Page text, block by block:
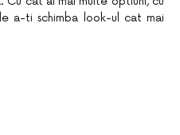
a-ti schimba look-ul cat mai